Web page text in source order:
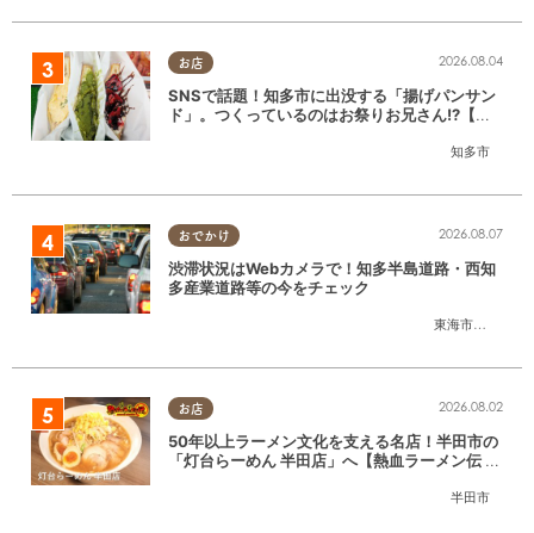
お店
知多市
2026.08.04
SNSで話題！知多市に出没する「揚げパンサン
ド」。つくっているのはお祭りお兄さん!?【ち
おでかけ
東海市大府市
2026.08.07
渋滞状況はWebカメラで！知多半島道路・西知
多産業道路等の今をチェック
お店
半田市
2026.08.02
50年以上ラーメン文化を支える名店！半田市の
「灯台らーめん 半田店」へ【熱血ラーメン伝 8